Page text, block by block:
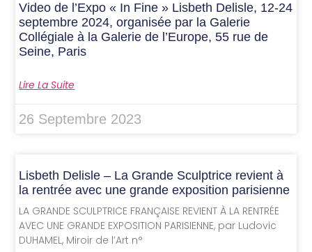
Video de l’Expo « In Fine » Lisbeth Delisle, 12-24
septembre 2024, organisée par la Galerie
Collégiale à la Galerie de l’Europe, 55 rue de
Seine, Paris
Lire La Suite
26 Septembre 2023
Lisbeth Delisle – La Grande Sculptrice revient à
la rentrée avec une grande exposition parisienne
LA GRANDE SCULPTRICE FRANÇAISE REVIENT À LA RENTRÉE
AVEC UNE GRANDE EXPOSITION PARISIENNE, par Ludovic
DUHAMEL, Miroir de l’Art n°